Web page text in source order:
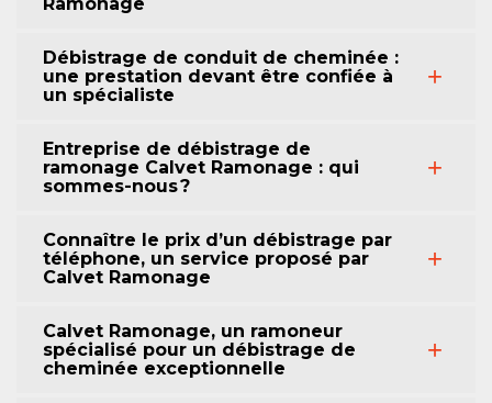
Débistrage de conduit de cheminée :
une prestation devant être confiée à
un spécialiste
Entreprise de débistrage de
ramonage Calvet Ramonage : qui
sommes-nous ?
Connaître le prix d’un débistrage par
téléphone, un service proposé par
Calvet Ramonage
Calvet Ramonage, un ramoneur
spécialisé pour un débistrage de
cheminée exceptionnelle